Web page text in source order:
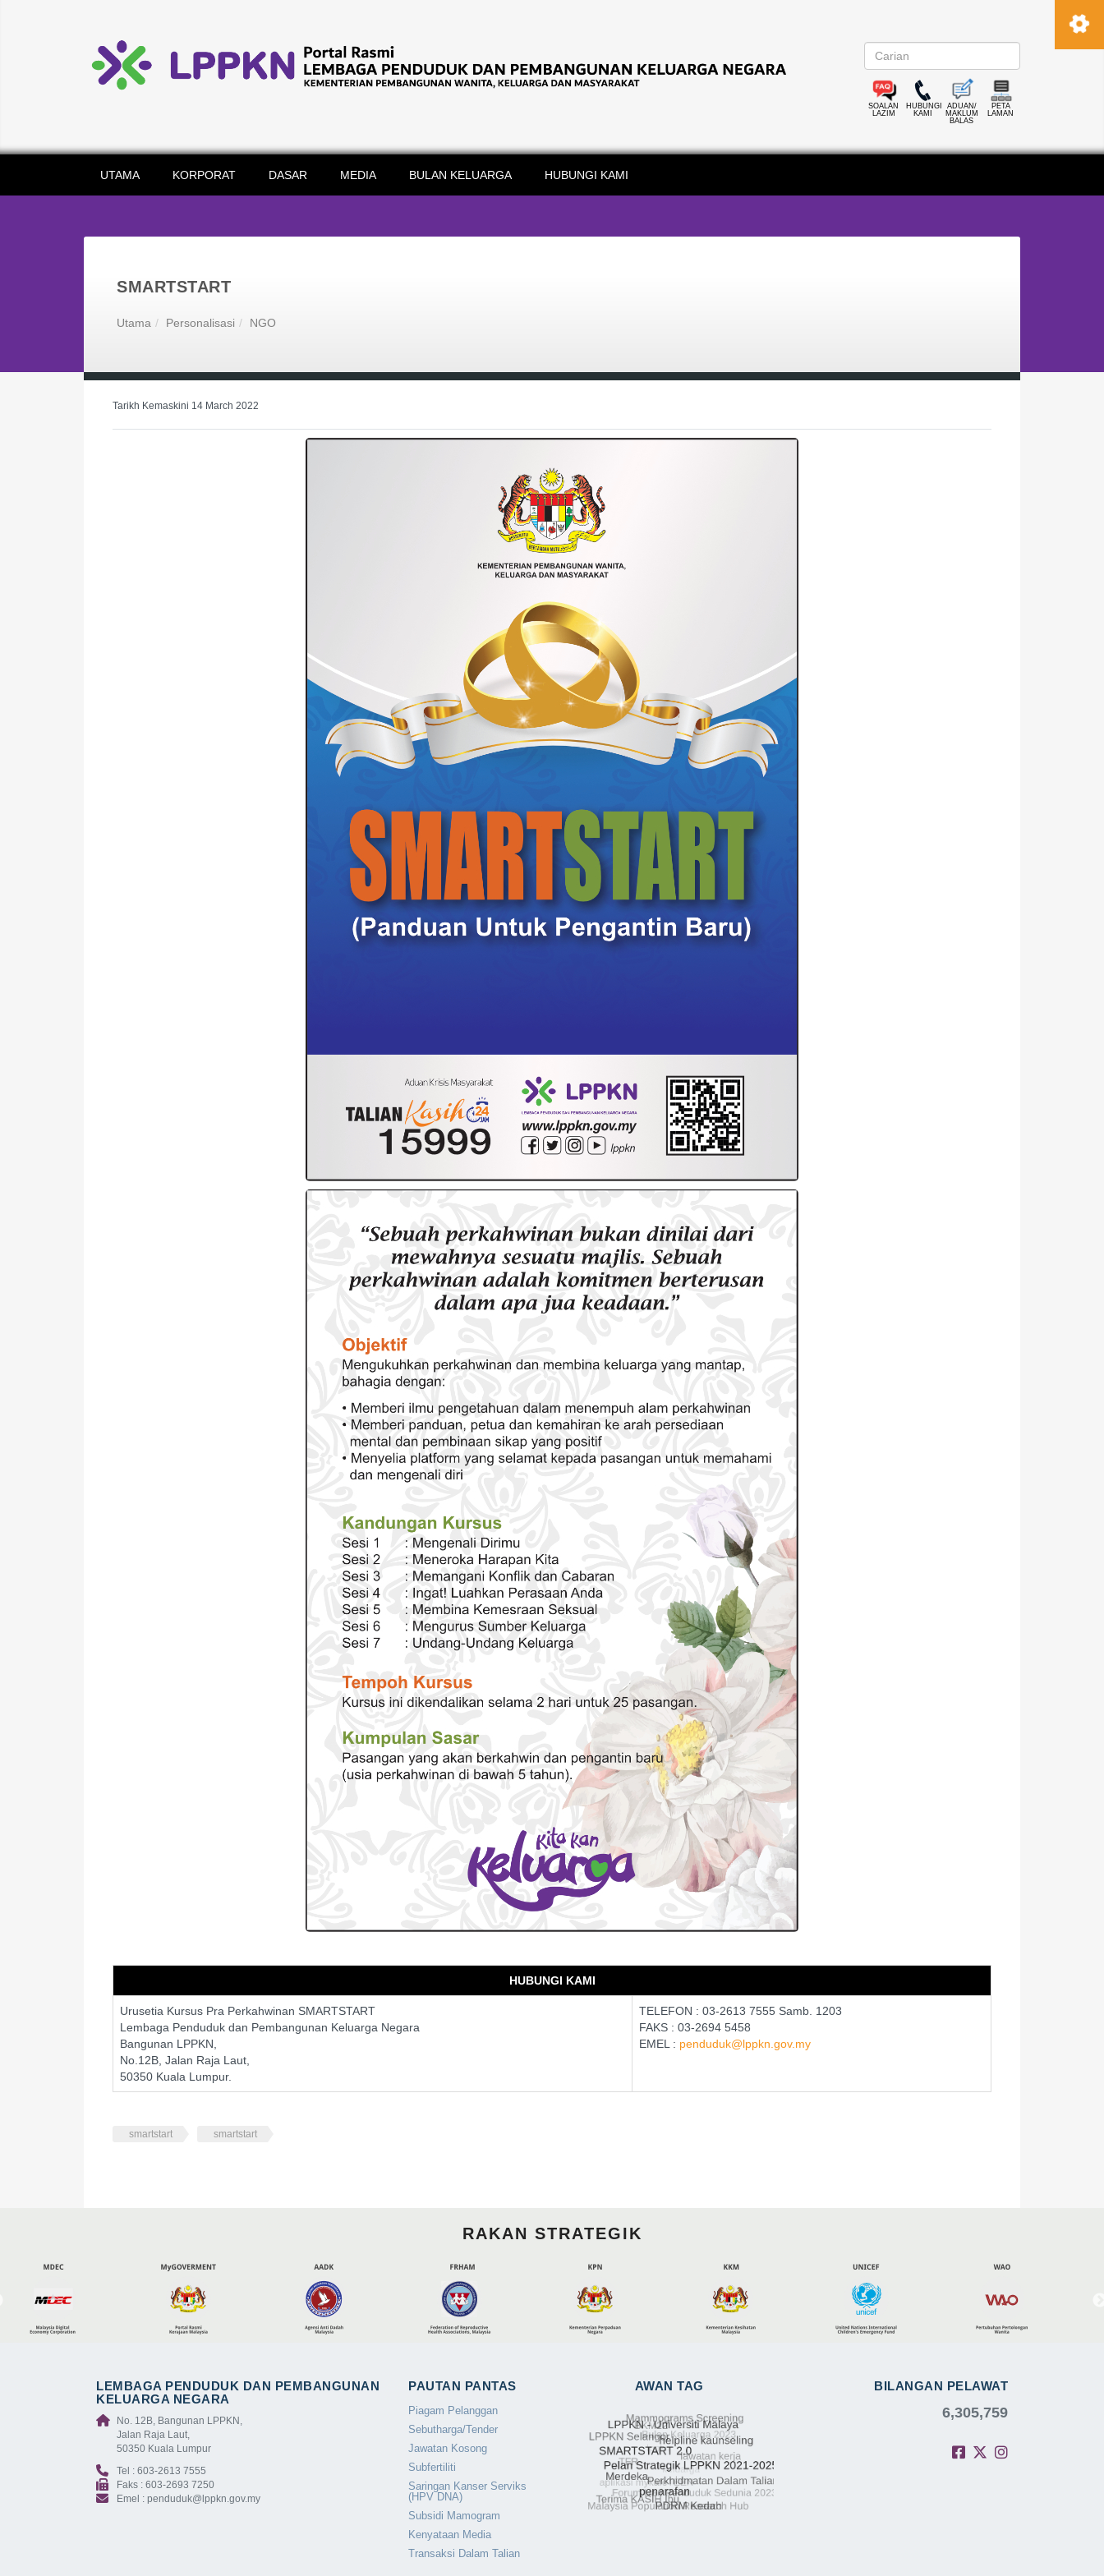
SOALAN
LAZIM
HUBUNGI
KAMI
ADUAN/
MAKLUM
BALAS
PETA
LAMAN
UTAMA KORPORAT DASAR MEDIA BULAN KELUARGA HUBUNGI KAMI
SMARTSTART
Utama Personalisasi NGO
Tarikh Kemaskini 14 March 2022
HUBUNGI KAMI
Urusetia Kursus Pra Perkahwinan SMARTSTART
Lembaga Penduduk dan Pembangunan Keluarga Negara
Bangunan LPPKN,
No.12B, Jalan Raja Laut,
50350 Kuala Lumpur.
TELEFON : 03-2613 7555 Samb. 1203
FAKS : 03-2694 5458
EMEL : penduduk@lppkn.gov.my
smartstart smartstart
RAKAN STRATEGIK
LEMBAGA PENDUDUK DAN PEMBANGUNAN
KELUARGA NEGARA
No. 12B, Bangunan LPPKN,
Jalan Raja Laut,
50350 Kuala Lumpur
Tel : 603-2613 7555
Faks : 603-2693 7250
Emel : penduduk@lppkn.gov.my
PAUTAN PANTAS
Piagam Pelanggan
Sebutharga/Tender
Jawatan Kosong
Subfertiliti
Saringan Kanser Serviks
(HPV DNA)
Subsidi Mamogram
Kenyataan Media
Transaksi Dalam Talian
AWAN TAG BILANGAN PELAWAT
6,305,759